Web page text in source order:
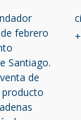
febrero
Santiago.
de
producto